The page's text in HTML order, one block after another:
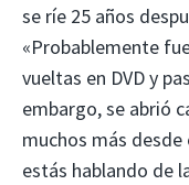
se ríe 25 años
«Probablemente
vueltas en DVD y
embargo, se abrió
muchos más desde
estás hablando de